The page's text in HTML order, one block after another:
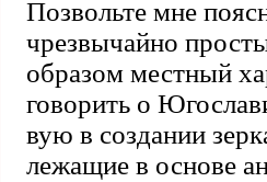
Позвольте мне
чрезвычайно
образом местный
говорить о
вую в создании
лежащие в основе